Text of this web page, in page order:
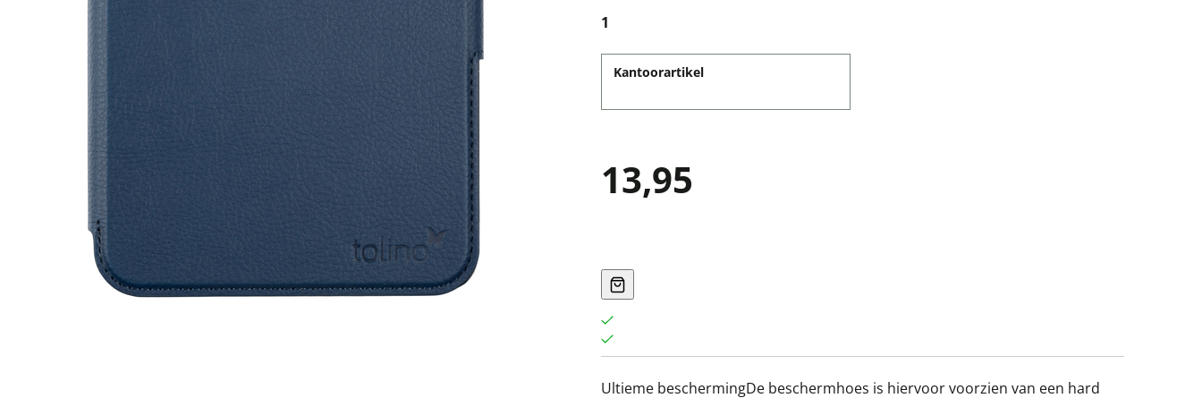
1
Kantoorartikel
13,95
Ultieme beschermingDe beschermhoes is hiervoor voorzien van een hard